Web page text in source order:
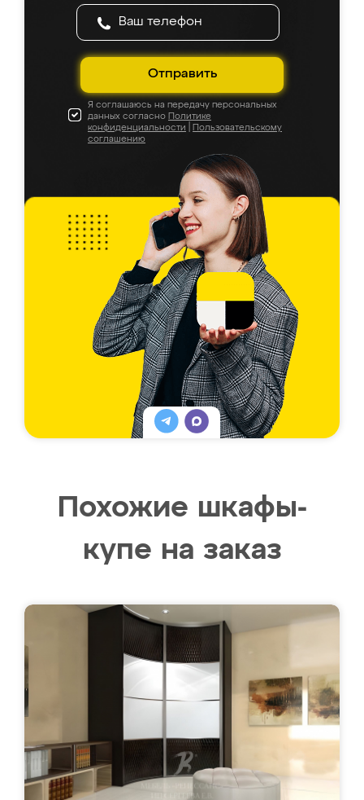
Отправить
Я соглашаюсь на передачу персональных
данных согласно Политике
конфиденциальности
Пользовательскому
соглашению
Похожие шкафы-
купе на заказ